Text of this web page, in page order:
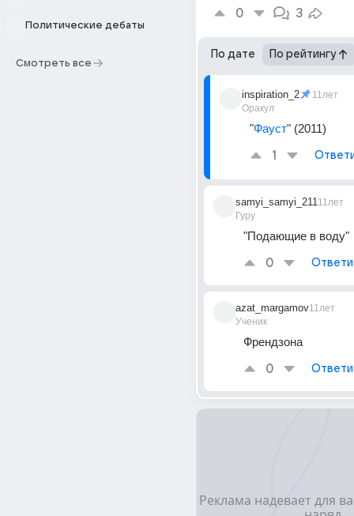
Политические дебаты
Смотреть все
0 3
По дате По рейтингу
inspiration_2
Оракул
11лет
"Фауст" (2011)
1
samyi_samyi_211
Гуру
11лет
"Подающие в воду"
0
azat_margamov
Ученик
11лет
Френдзона
0